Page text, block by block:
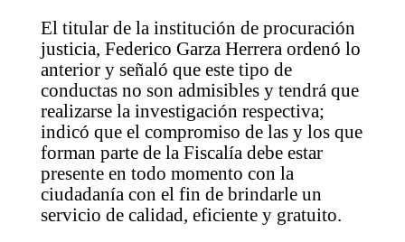
El titular de la institución de procuración
justicia, Federico Garza Herrera ordenó lo
anterior y señaló que este tipo de
conductas no son admisibles y tendrá que
realizarse la investigación respectiva;
indicó que el compromiso de las y los que
forman parte de la Fiscalía debe estar
presente en todo momento con la
ciudadanía con el fin de brindarle un
servicio de calidad, eficiente y gratuito.